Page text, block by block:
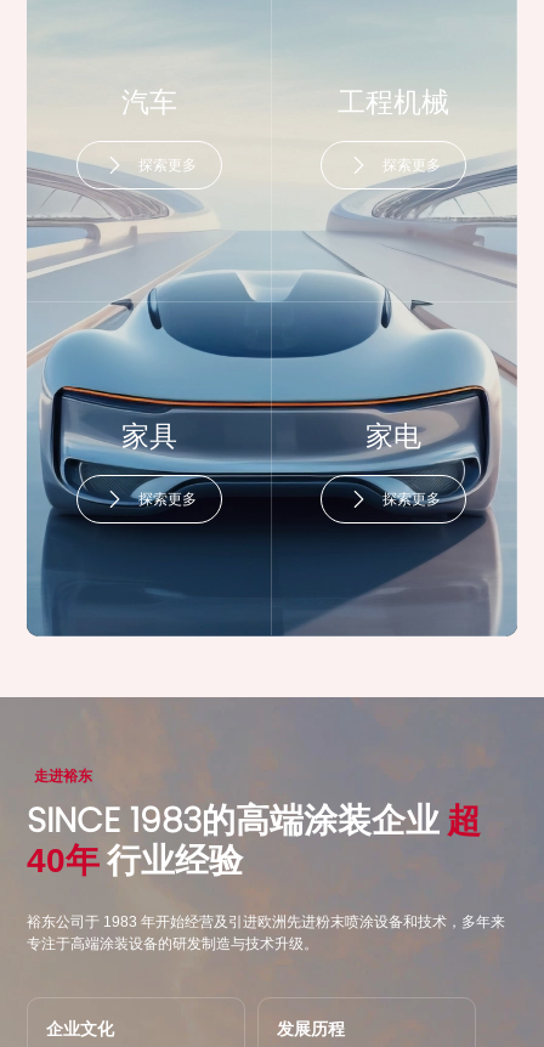
汽车
探索更多
工程机械
探索更多
家具
探索更多
家电
探索更多
探索更多
走进裕东
SINCE 1983的高端涂装企业 超
40年 行业经验
裕东公司于 1983 年开始经营及引进欧洲先进粉末喷涂设备和技术，多年来
专注于高端涂装设备的研发制造与技术升级。
企业文化 发展历程